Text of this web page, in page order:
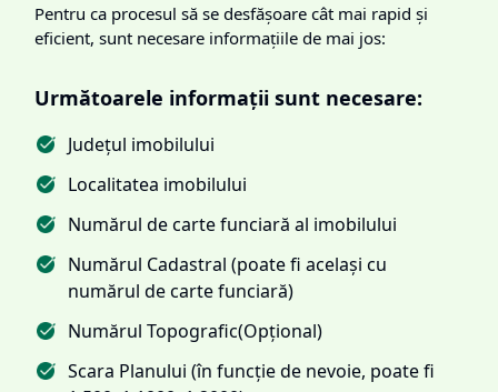
Pentru ca procesul să se desfășoare cât mai rapid și
eficient, sunt necesare informațiile de mai jos:
Următoarele informații sunt necesare:
Județul imobilului
Localitatea imobilului
Numărul de carte funciară al imobilului
Numărul Cadastral (poate fi același cu
numărul de carte funciară)
Numărul Topografic(Opțional)
Scara Planului (în funcție de nevoie, poate fi